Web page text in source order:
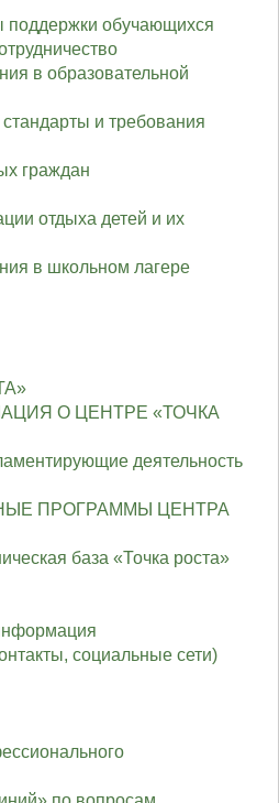
поддержки обучающихся
в образовательной
и требования
граждан
отдыха детей и их
в школьном лагере
О ЦЕНТРЕ «ТОЧКА
деятельность
ПРОГРАММЫ ЦЕНТРА
база «Точка роста»
социальные сети)